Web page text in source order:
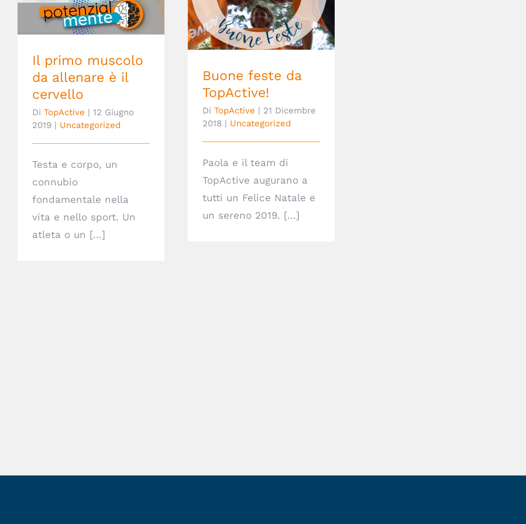
allenare è il cervello
Il primo muscolo
da allenare è il
cervello
Di TopActive | 12 Giugno
2019 | Uncategorized
Testa e corpo, un
connubio
fondamentale nella
vita e nello sport. Un
atleta o un [...]
Buone feste da TopActive!
Buone feste da
TopActive!
Di TopActive | 21 Dicembre
2018 | Uncategorized
Paola e il team di
TopActive augurano a
tutti un Felice Natale e
un sereno 2019. [...]